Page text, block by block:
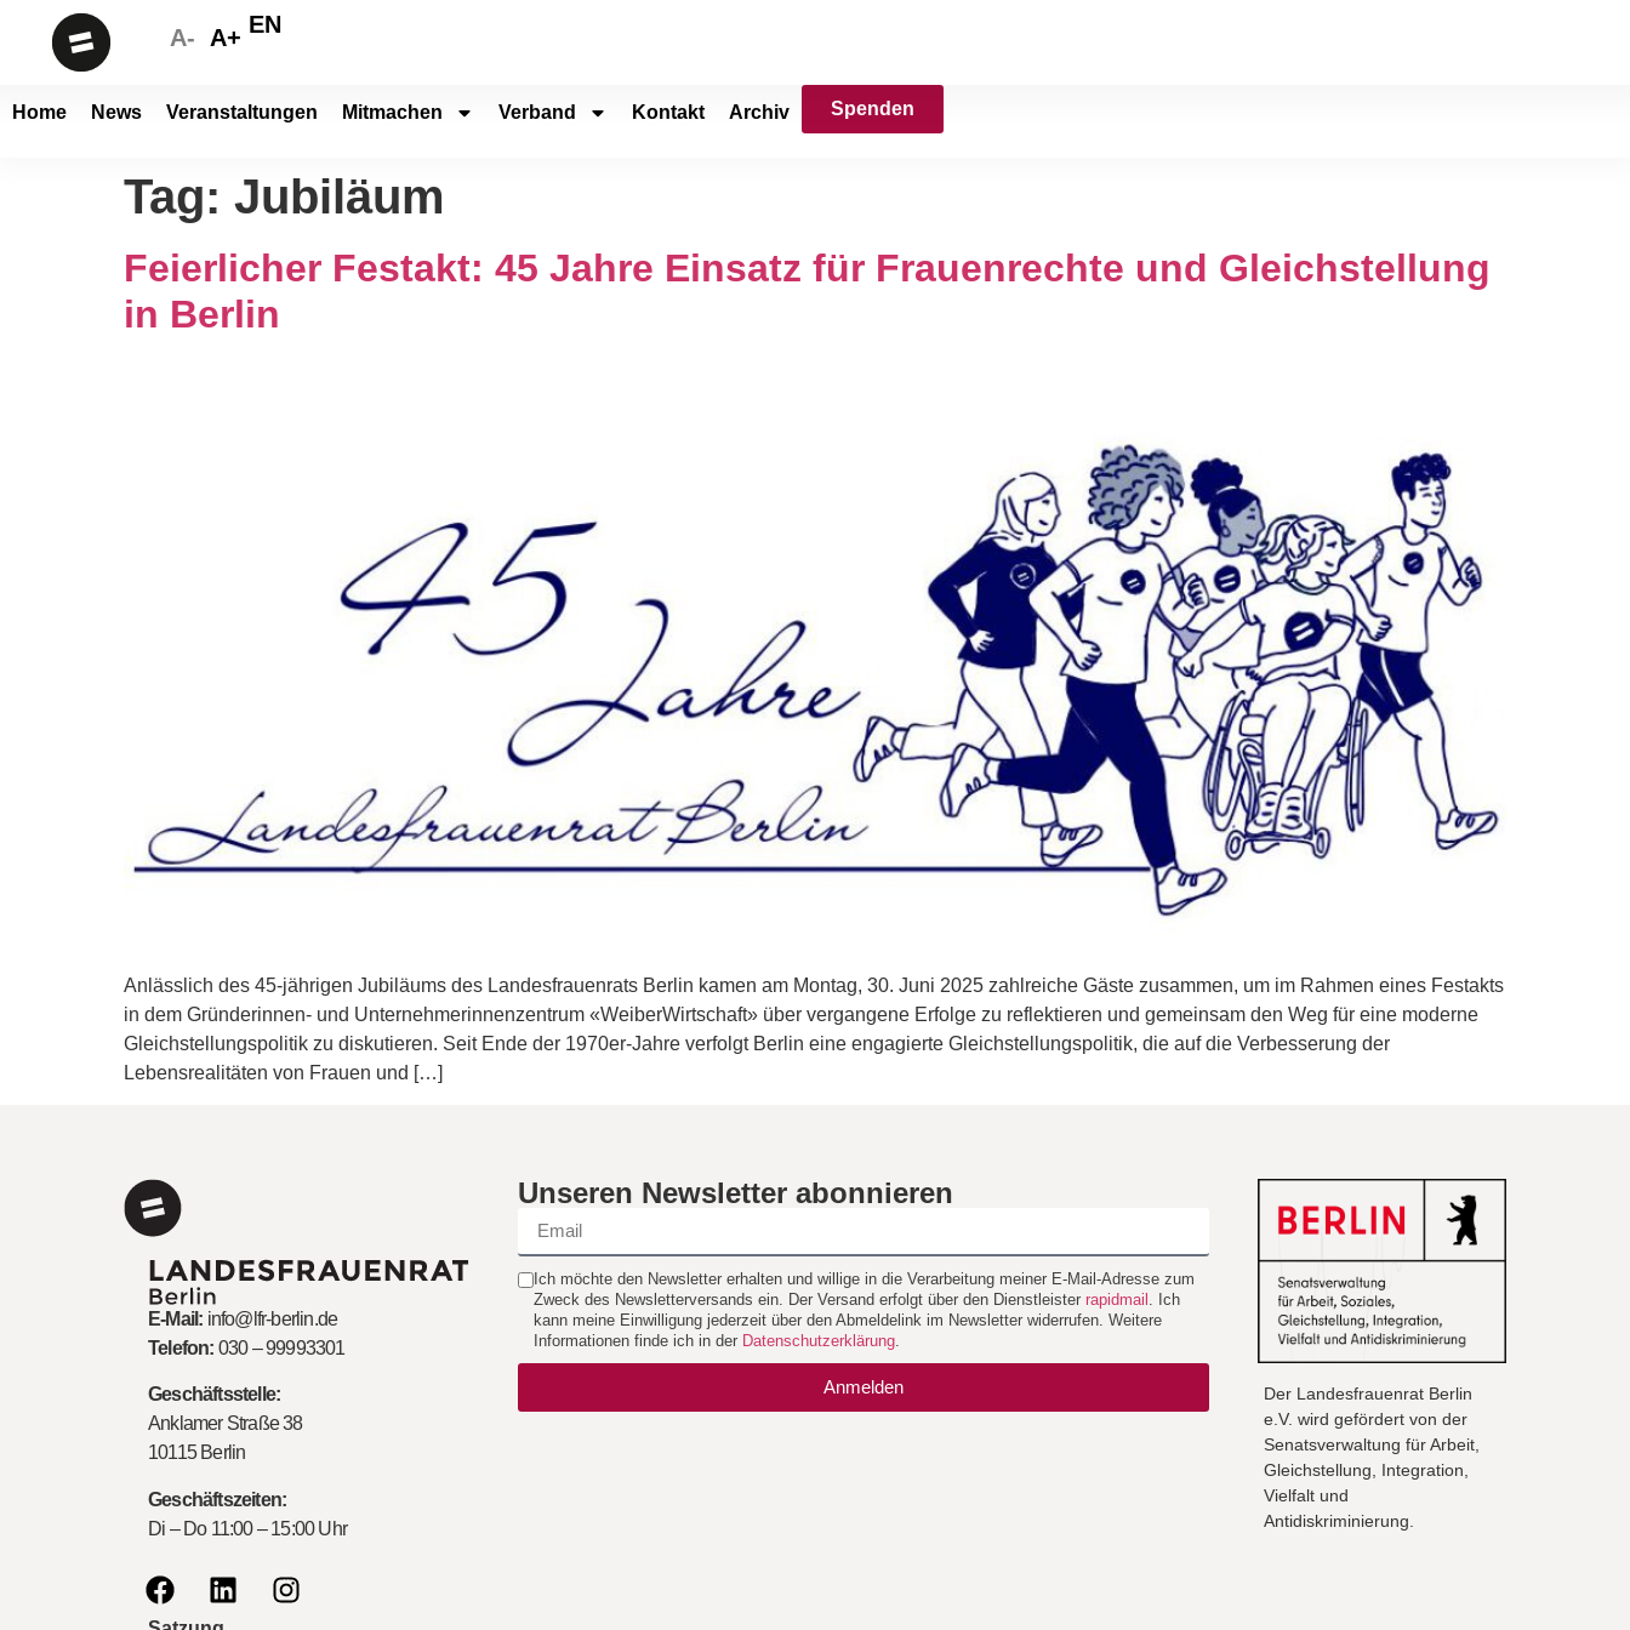
A- A+ EN
Home News Veranstaltungen Mitmachen Verband Kontakt Archiv Spenden
Tag: Jubiläum
Feierlicher Festakt: 45 Jahre Einsatz für Frauenrechte und Gleichstellung
in Berlin
Anlässlich des 45-jährigen Jubiläums des Landesfrauenrats Berlin kamen am Montag, 30. Juni 2025 zahlreiche Gäste zusammen, um im Rahmen eines Festakts
in dem Gründerinnen- und Unternehmerinnenzentrum «WeiberWirtschaft» über vergangene Erfolge zu reflektieren und gemeinsam den Weg für eine moderne
Gleichstellungspolitik zu diskutieren. Seit Ende der 1970er-Jahre verfolgt Berlin eine engagierte Gleichstellungspolitik, die auf die Verbesserung der
Lebensrealitäten von Frauen und […]
E-Mail: info@lfr-berlin.de
Telefon: 030 – 99993301
Geschäftsstelle:
Anklamer Straße 38
10115 Berlin
Geschäftszeiten:
Di – Do 11:00 – 15:00 Uhr
Unseren Newsletter abonnieren
Ich möchte den Newsletter erhalten und willige in die Verarbeitung meiner E-Mail-Adresse zum
Zweck des Newsletterversands ein. Der Versand erfolgt über den Dienstleister rapidmail
. Ich
kann meine Einwilligung jederzeit über den Abmeldelink im Newsletter widerrufen. Weitere
Informationen finde ich in der Datenschutzerklärung.
Anmelden
Der Landesfrauenrat Berlin
e.V. wird gefördert von der
Senatsverwaltung für Arbeit,
Gleichstellung, Integration,
Vielfalt und
Antidiskriminierung.